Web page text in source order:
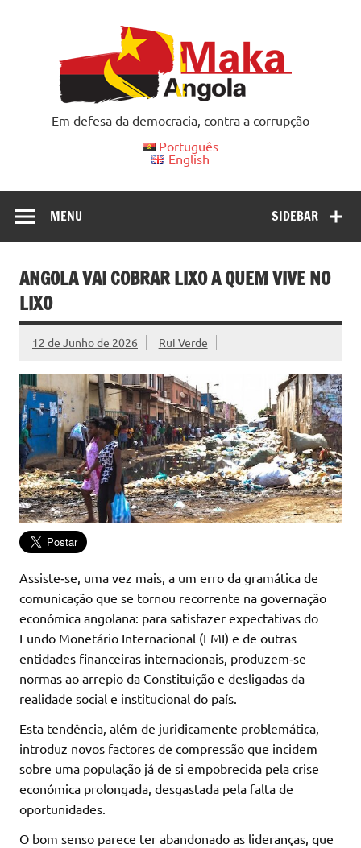
Em defesa da democracia, contra a corrupção
Português
English
SIDEBAR
MENU
ANGOLA VAI COBRAR LIXO A QUEM VIVE NO
LIXO
12 de Junho de 2026 Rui Verde
Assiste‑se, uma vez mais, a um erro da gramática de
comunicação que se tornou recorrente na governação
económica angolana: para satisfazer expectativas do
Fundo Monetário Internacional (FMI) e de outras
entidades financeiras internacionais, produzem‑se
normas ao arrepio da Constituição e desligadas da
realidade social e institucional do país.
Esta tendência, além de juridicamente problemática,
introduz novos factores de compressão que incidem
sobre uma população já de si empobrecida pela crise
económica prolongada, desgastada pela falta de
oportunidades.
O bom senso parece ter abandonado as lideranças, que